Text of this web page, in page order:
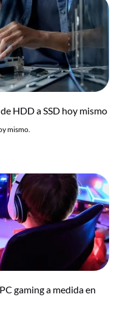
HDD a SSD hoy mismo
mismo.
gaming a medida en